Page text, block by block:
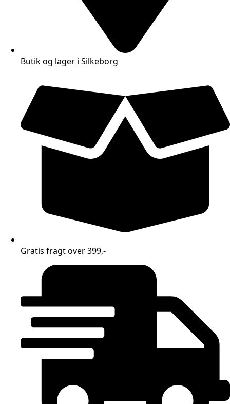
Butik og lager i Silkeborg
Gratis fragt over 399,-